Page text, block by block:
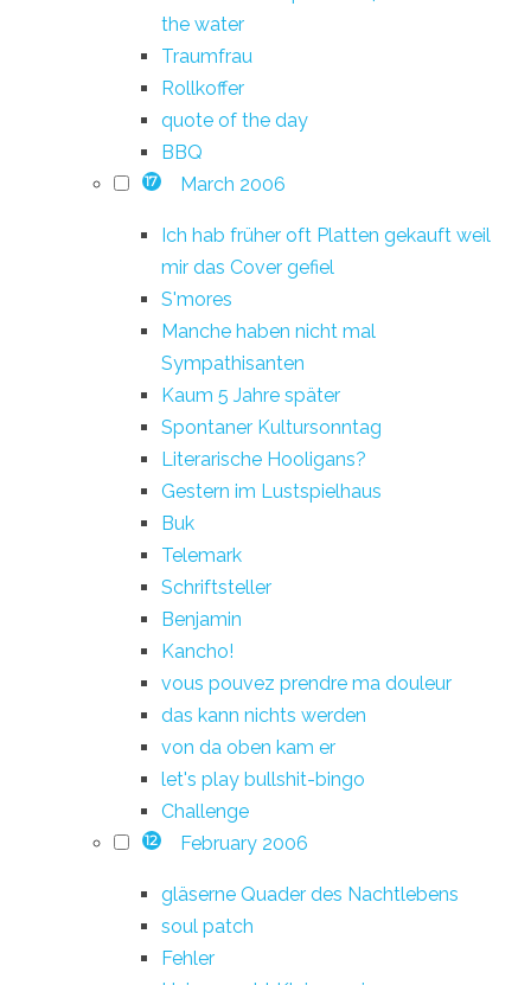
the water
Traumfrau
Rollkoffer
quote of the day
BBQ
17 March 2006
Ich hab früher oft Platten gekauft weil
mir das Cover gefiel
S'mores
Manche haben nicht mal
Sympathisanten
Kaum 5 Jahre später
Spontaner Kultursonntag
Literarische Hooligans?
Gestern im Lustspielhaus
Buk
Telemark
Schriftsteller
Benjamin
Kancho!
vous pouvez prendre ma douleur
das kann nichts werden
von da oben kam er
let's play bullshit-bingo
Challenge
12 February 2006
gläserne Quader des Nachtlebens
soul patch
Fehler